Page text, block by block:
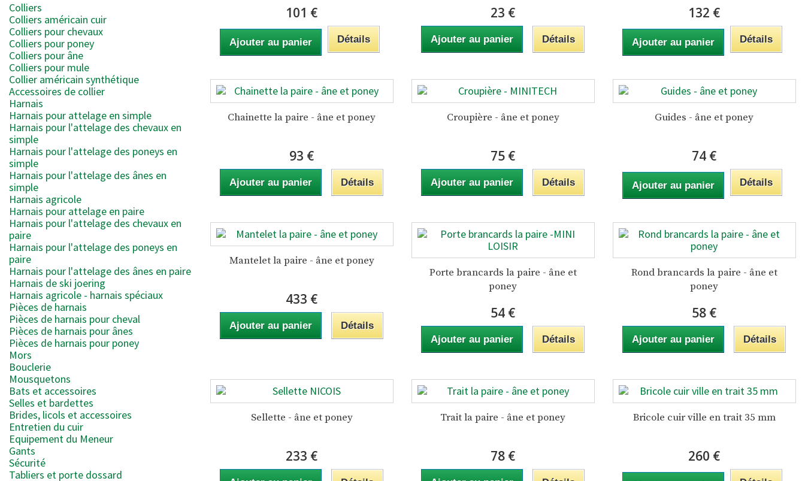
Colliers
Colliers américain cuir
Colliers pour chevaux
Colliers pour poney
Colliers pour âne
Colliers pour mule
Collier américain synthétique
Accessoires de collier
Harnais
Harnais pour attelage en simple
Harnais pour l'attelage des chevaux en
simple
Harnais pour l'attelage des poneys en
simple
Harnais pour l'attelage des ânes en
simple
Harnais agricole
Harnais pour attelage en paire
Harnais pour l'attelage des chevaux en
paire
Harnais pour l'attelage des poneys en
paire
Harnais pour l'attelage des ânes en paire
Harnais de ski joering
Harnais agricole - harnais spéciaux
Pièces de harnais
Pièces de harnais pour cheval
Pièces de harnais pour ânes
Pièces de harnais pour poney
Mors
Bouclerie
Mousquetons
Bats et accessoires
Selles et bardettes
Brides, licols et accessoires
Entretien du cuir
Equipement du Meneur
Gants
Sécurité
Tabliers et porte dossard
101 €
Ajouter au panier Détails
23 €
Ajouter au panier Détails
132 €
Ajouter au panier Détails
Chainette la paire - âne et poney
93 €
Ajouter au panier Détails
Croupière - âne et poney
75 €
Ajouter au panier Détails
Guides - âne et poney
74 €
Ajouter au panier Détails
Mantelet la paire - âne et poney
433 €
Ajouter au panier Détails
Porte brancards la paire - âne et
poney
54 €
Ajouter au panier Détails
Rond brancards la paire - âne et
poney
58 €
Ajouter au panier Détails
Sellette - âne et poney
233 €
Trait la paire - âne et poney
78 €
Bricole cuir ville en trait 35 mm
260 €